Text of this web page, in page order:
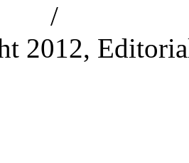
/
2012,